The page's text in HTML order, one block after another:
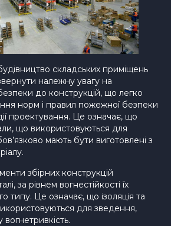
складських приміщень
належну увагу на
до конструкцій, що легко
норм і правил пожежної безпеки
проектування. Це означає, що
що використовуються для
мають бути виготовлені з
збірних конструкцій
за рівнем вогнестійкості їх
типу. Це означає, що ізоляція та
для зведення,